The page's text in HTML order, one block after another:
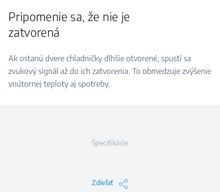
Pripomenie sa, že nie je
zatvorená
Ak ostanú dvere chladničky dlhšie otvorené, spustí sa
zvukový signál až do ich zatvorenia. To obmedzuje zvýšenie
vnútornej teploty aj spotreby.
Špecifikácie
Zdieľať